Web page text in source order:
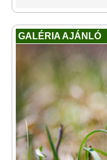
GALÉRIA AJÁNLÓ